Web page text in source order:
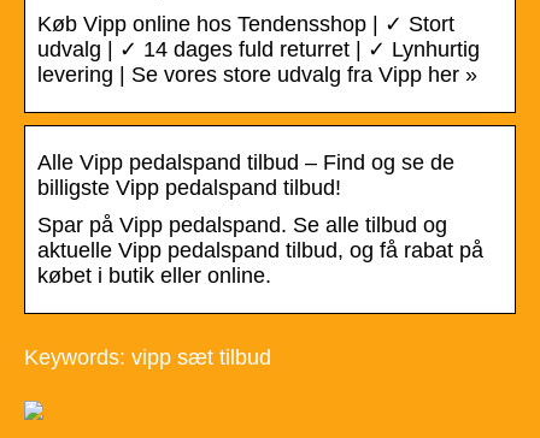
Køb Vipp online hos Tendensshop | ✓ Stort
udvalg | ✓ 14 dages fuld returret | ✓ Lynhurtig
levering | Se vores store udvalg fra Vipp her »
Alle Vipp pedalspand tilbud – Find og se de
billigste Vipp pedalspand tilbud!
Spar på Vipp pedalspand. Se alle tilbud og
aktuelle Vipp pedalspand tilbud, og få rabat på
købet i butik eller online.
Keywords: vipp sæt tilbud